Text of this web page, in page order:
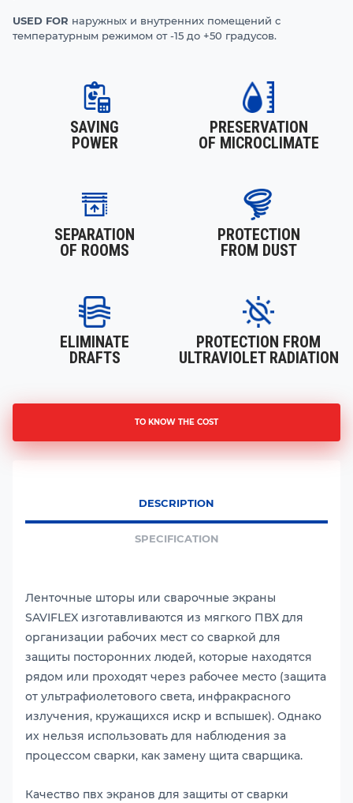
USED FOR наружных и внутренних помещений с
температурным режимом от -15 до +50 градусов.
SAVING
POWER
PRESERVATION
OF MICROCLIMATE
SEPARATION
OF ROOMS
PROTECTION
FROM DUST
ELIMINATE
DRAFTS
PROTECTION FROM
ULTRAVIOLET RADIATION
TO KNOW THE COST
DESCRIPTION
SPECIFICATION
Ленточные шторы или сварочные экраны
SAVIFLEX изготавливаются из мягкого ПВХ для
организации рабочих мест со сваркой для
защиты посторонних людей, которые находятся
рядом или проходят через рабочее место (защита
от ультрафиолетового света, инфракрасного
излучения, кружащихся искр и вспышек). Однако
их нельзя использовать для наблюдения за
процессом сварки, как замену щита сварщика.
Качество пвх экранов для защиты от сварки